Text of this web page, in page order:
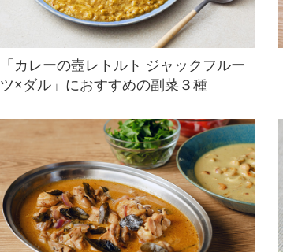
「カレーの壺レトルト ジャックフルー
ツ×ダル」におすすめの副菜３種